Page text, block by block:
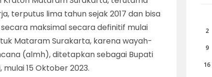
terputus lima tahun sejak 2017 dan bisa
maksimal secara definitif mulai
Mataram Surakarta, karena wayah-
(almh), ditetapkan sebagai Bupati
15 Oktober 2023.
2
9
16